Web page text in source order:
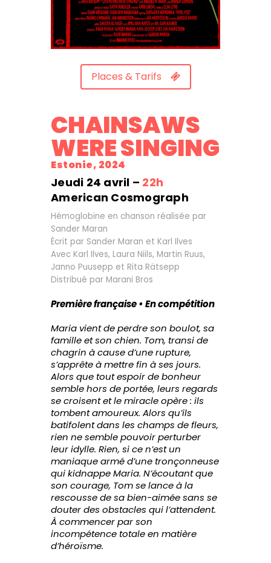
Places & Tarifs
CHAINSAWS
WERE SINGING
Estonie, 2024
Jeudi 24 avril – 22h
American Cosmograph
Hémoglobine en chanson réalisée par
Sander Maran
Écrit par Sander Maran et Karl Ilves
Avec Karl Ilves, Laura Niils, Martin Ruus,
Janno Puusepp et Rita Rätsepp
Distribué par Marani Bros
Première française • En compétition
Maria vient de perdre son boulot, sa
famille et son chien. Tom, transi de
chagrin à cause d’une rupture,
s’apprête à mettre fin à ses jours.
Alors que tout espoir de bonheur
semble hors de portée, leurs regards
se croisent et le miracle opère : ils
tombent amoureux. Alors qu’ils
batifolent dans les champs de fleurs,
rien ne semble pouvoir perturber
leur idylle. Rien, si ce n’est un
maniaque armé d’une tronçonneuse
qui kidnappe Maria. N’écoutant que
son courage, Tom se lance à la
rescousse de sa bien-aimée sans se
douter des obstacles qui l’attendent.
À commencer par son
incompétence totale en matière
d’héroïsme.